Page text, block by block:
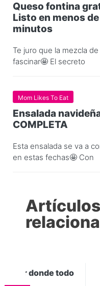
Queso fontina
Listo en menos
minutos
Te juro que la mezcla
fascinar🤩 El secreto
Mom Likes To Eat
Ensalada
COMPLETA
Esta ensalada se va a
en estas fechas🤩 Con
Artículos
5 tipos quesos